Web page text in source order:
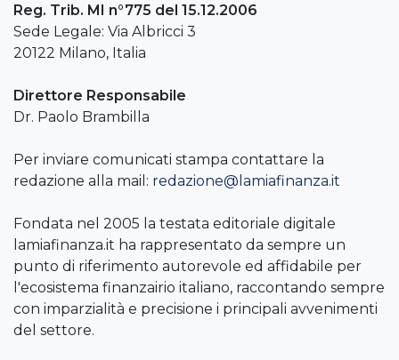
Reg. Trib. MI n°775 del 15.12.2006
Sede Legale: Via Albricci 3
20122 Milano, Italia
Direttore Responsabile
Dr. Paolo Brambilla
Per inviare comunicati stampa contattare la
redazione alla mail: redazione@lamiafinanza.it
Fondata nel 2005 la testata editoriale digitale
lamiafinanza.it ha rappresentato da sempre un
punto di riferimento autorevole ed affidabile per
l'ecosistema finanzairio italiano, raccontando sempre
con imparzialità e precisione i principali avvenimenti
del settore.